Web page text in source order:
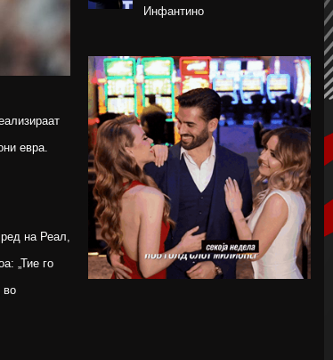
евра.
на Реал,
„Тие го
во
Инфантино
за Ромеро
ПСЖ го купи најдобриот
фудбалер на Монако
Крстевски го замени МЗТ
Скопје со Куманово
Силверстоун се враќа во
календарот на Мото ГП
шампионатот